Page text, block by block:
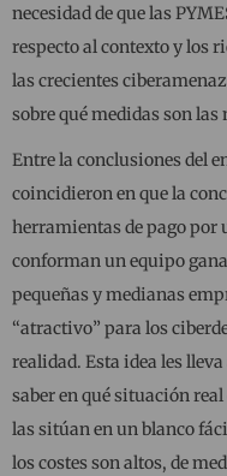
necesidad de que las
respecto al contexto y los
las crecientes
sobre qué medidas son
Entre la conclusiones del
coincidieron en que la
herramientas de pago por
conforman un equipo
pequeñas y medianas
“atractivo” para los
realidad. Esta idea les
saber en qué situación
las sitúan en un blanco
los costes son altos, de